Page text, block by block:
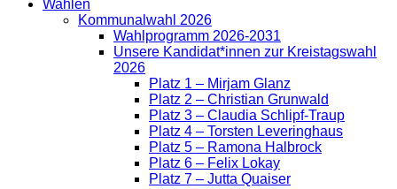
Wahlen
Kommunalwahl 2026
Wahlprogramm 2026-2031
Unsere Kandidat*innen zur Kreistagswahl
2026
Platz 1 – Mirjam Glanz
Platz 2 – Christian Grunwald
Platz 3 – Claudia Schlipf-Traup
Platz 4 – Torsten Leveringhaus
Platz 5 – Ramona Halbrock
Platz 6 – Felix Lokay
Platz 7 – Jutta Quaiser